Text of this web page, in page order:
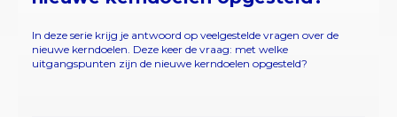
In deze serie krijg je antwoord op veelgestelde vragen over de
nieuwe kerndoelen. Deze keer de vraag: met welke
uitgangspunten zijn de nieuwe kerndoelen opgesteld?